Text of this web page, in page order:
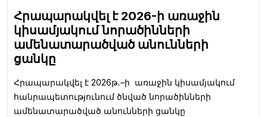
Հրապարակվել է 2026-ի առաջին
կիսամյակում նորածինների
ամենատարածված անունների
ցանկը
Հրապարակվել է 2026թ․–ի առաջին կիսամյակում
հանրապետությունում ծնված նորածինների
ամենատարածված անունների ցանկը